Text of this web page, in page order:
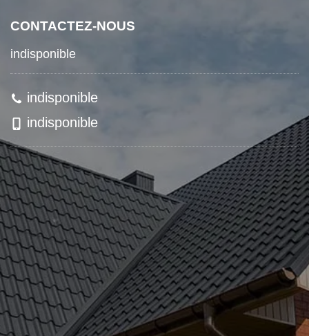
CONTACTEZ-NOUS
indisponible
indisponible
indisponible